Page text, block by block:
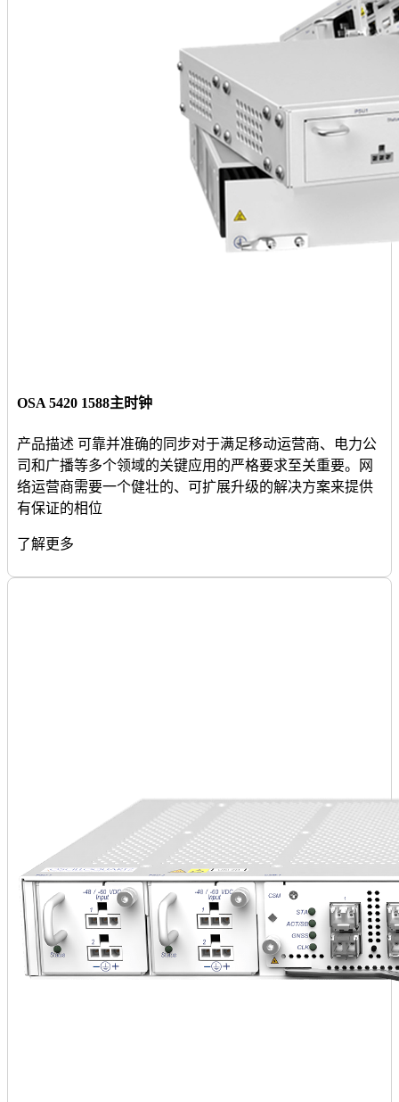
OSA 5420 1588主时钟
产品描述 可靠并准确的同步对于满足移动运营商、电力公
司和广播等多个领域的关键应用的严格要求至关重要。网
络运营商需要一个健壮的、可扩展升级的解决方案来提供
有保证的相位
了解更多